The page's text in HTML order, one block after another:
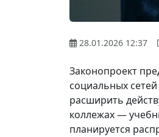
28.01.2026 12:37
Законопроект
социальных
расширить
коллежах —
планируется